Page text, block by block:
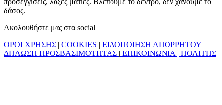
προσεγγίσεις, λοξές ματιές. Βλέπουμε το δέντρο, δεν χάνουμε το
δάσος.
Ακολουθήστε μας στα social
ΟΡΟΙ ΧΡΗΣΗΣ | COOKIES | ΕΙΔΟΠΟΙΗΣΗ ΑΠΟΡΡΗΤΟΥ |
ΔΗΛΩΣΗ ΠΡΟΣΒΑΣΙΜΟΤΗΤΑΣ | ΕΠΙΚΟΙΝΩΝΙΑ | ΠΟΛΙΤΗΣ